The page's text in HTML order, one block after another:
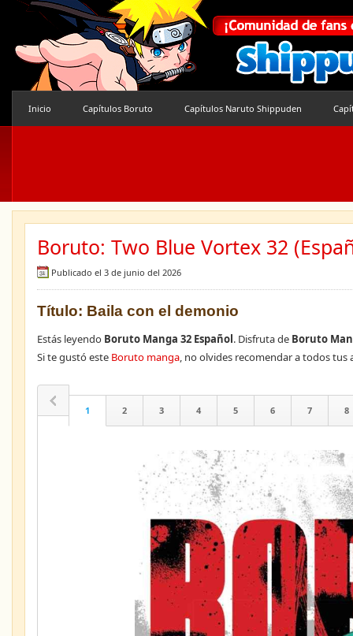
Inicio Capítulos Boruto Capítulos Naruto Shippuden
Boruto: Two Blue Vortex 32
Publicado el 3 de junio del 2026
Título: Baila con el demonio
Estás leyendo Boruto Manga 32 Español. Disfruta de Boruto
Si te gustó este Boruto manga, no olvides recomendar a todos tus
1 2 3 4 5 6 7 8